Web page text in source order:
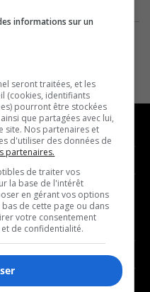
Décompte franco
Joué récemment
informations sur un
seront traitées, et les
(cookies, identifiants
pourront être stockées
que partagées avec lui,
site. Nos partenaires et
d'utiliser des données de
partenaires.
de traiter vos
la base de l'intérêt
en gérant vos options
bas de cette page ou dans
votre consentement
de confidentialité.